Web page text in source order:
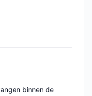
binnen de